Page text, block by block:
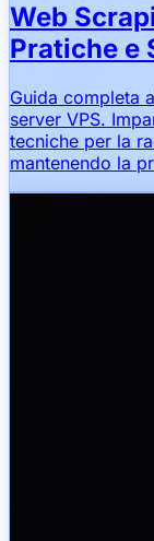
Web
Pratiche e
Guida completa
server VPS.
tecniche per la
mantenendo la